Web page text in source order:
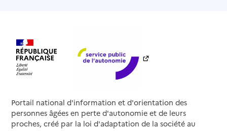
Portail national d'information et d'orientation des
personnes âgées en perte d'autonomie et de leurs
proches, créé par la loi d'adaptation de la société au